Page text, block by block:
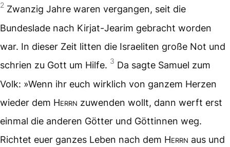
2 Zwanzig Jahre waren vergangen, seit die
Bundeslade nach Kirjat-Jearim gebracht worden
war. In dieser Zeit litten die Israeliten große Not und
schrien zu Gott um Hilfe. 3 Da sagte Samuel zum
Volk: »Wenn ihr euch wirklich von ganzem Herzen
wieder dem Herrn zuwenden wollt, dann werft erst
einmal die anderen Götter und Göttinnen weg.
Richtet euer ganzes Leben nach dem Herrn aus und